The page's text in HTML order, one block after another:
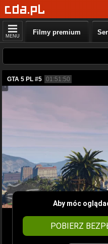
MENU Filmy premium
GTA 5 PL #5 01:51:50
Aby móc
POBIERZ